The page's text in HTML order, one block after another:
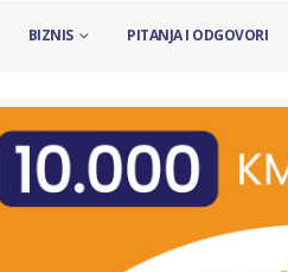
BIZNIS PITANJA I ODGOVORI